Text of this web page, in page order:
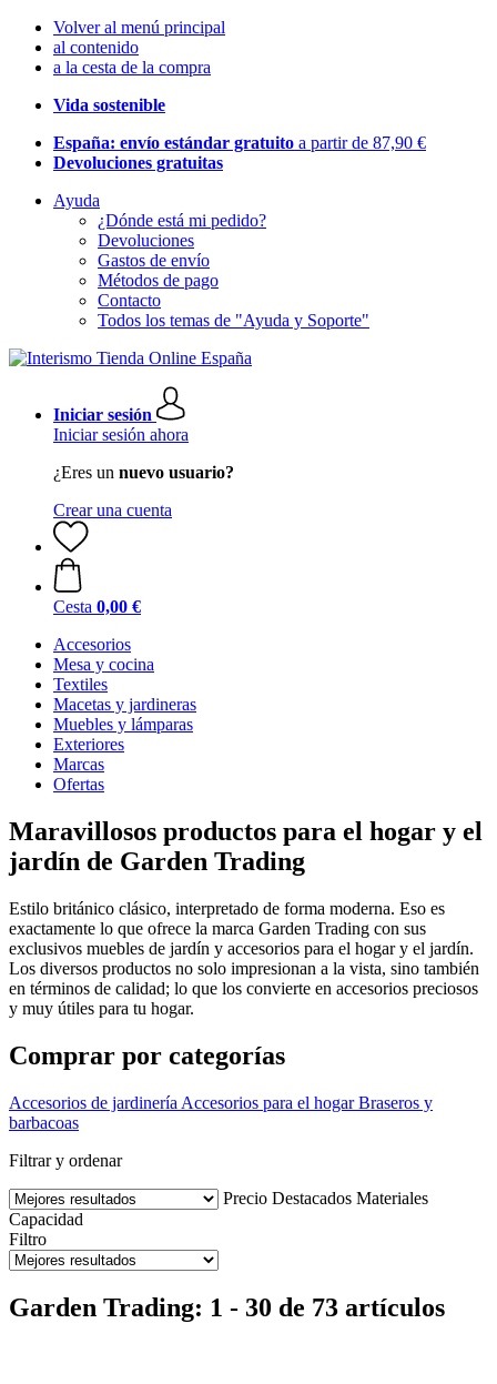
Volver al menú principal
al contenido
a la cesta de la compra
Vida sostenible
España: envío estándar gratuito a partir de 87,90 €
Devoluciones gratuitas
Ayuda
¿Dónde está mi pedido?
Devoluciones
Gastos de envío
Métodos de pago
Contacto
Todos los temas de "Ayuda y Soporte"
Iniciar sesión
Iniciar sesión ahora
¿Eres un nuevo usuario?
Crear una cuenta
Cesta 0,00 €
Accesorios
Mesa y cocina
Textiles
Macetas y jardineras
Muebles y lámparas
Exteriores
Marcas
Ofertas
Maravillosos productos para el hogar y el
jardín de Garden Trading
Estilo británico clásico, interpretado de forma moderna. Eso es
exactamente lo que ofrece la marca Garden Trading con sus
exclusivos muebles de jardín y accesorios para el hogar y el jardín.
Los diversos productos no solo impresionan a la vista, sino también
en términos de calidad; lo que los convierte en accesorios preciosos
y muy útiles para tu hogar.
Comprar por categorías
Accesorios de jardinería Accesorios para el hogar Braseros y
barbacoas
Filtrar y ordenar
Precio Destacados Materiales
Capacidad
Filtro
Garden Trading: 1 - 30 de 73 artículos